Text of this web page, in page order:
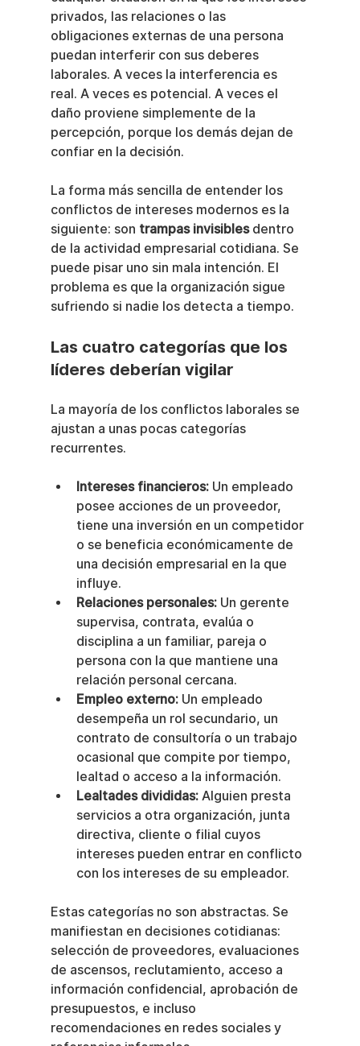
privados, las relaciones o las
obligaciones externas de una persona
puedan interferir con sus deberes
laborales. A veces la interferencia es
real. A veces es potencial. A veces el
daño proviene simplemente de la
percepción, porque los demás dejan de
confiar en la decisión.
La forma más sencilla de entender los
conflictos de intereses modernos es la
siguiente: son trampas invisibles dentro
de la actividad empresarial cotidiana. Se
puede pisar uno sin mala intención. El
problema es que la organización sigue
sufriendo si nadie los detecta a tiempo.
Las cuatro categorías que los
líderes deberían vigilar
La mayoría de los conflictos laborales se
ajustan a unas pocas categorías
recurrentes.
Intereses financieros: Un empleado
posee acciones de un proveedor,
tiene una inversión en un competidor
o se beneficia económicamente de
una decisión empresarial en la que
influye.
Relaciones personales: Un gerente
supervisa, contrata, evalúa o
disciplina a un familiar, pareja o
persona con la que mantiene una
relación personal cercana.
Empleo externo: Un empleado
desempeña un rol secundario, un
contrato de consultoría o un trabajo
ocasional que compite por tiempo,
lealtad o acceso a la información.
Lealtades divididas: Alguien presta
servicios a otra organización, junta
directiva, cliente o filial cuyos
intereses pueden entrar en conflicto
con los intereses de su empleador.
Estas categorías no son abstractas. Se
manifiestan en decisiones cotidianas:
selección de proveedores, evaluaciones
de ascensos, reclutamiento, acceso a
información confidencial, aprobación de
presupuestos, e incluso
recomendaciones en redes sociales y